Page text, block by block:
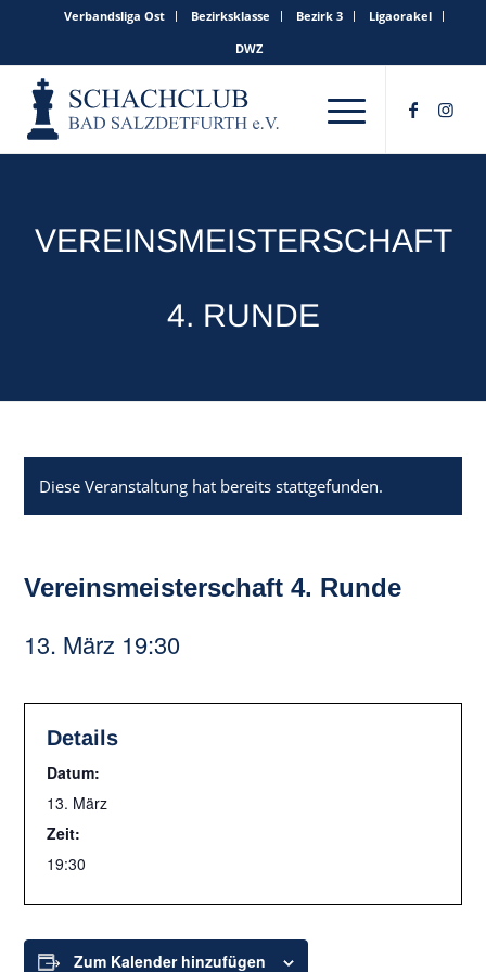
Verbandsliga Ost Bezirksklasse Bezirk 3
Ligaorakel
DWZ
VEREINSMEISTERSCHAFT
4. RUNDE
Diese Veranstaltung hat bereits stattgefunden.
Vereinsmeisterschaft 4. Runde
13. März 19:30
Details
Datum:
13. März
Zeit:
19:30
Zum Kalender hinzufügen